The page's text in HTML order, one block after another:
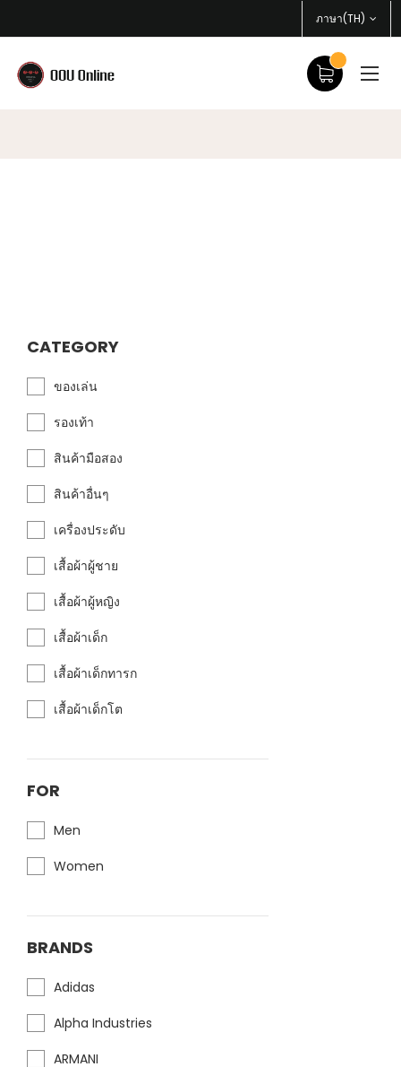
ภาษา(TH)
CATEGORY
ของเล่น
รองเท้า
สินค้ามือสอง
สินค้าอื่นๆ
เครื่องประดับ
เสื้อผ้าผู้ชาย
เสื้อผ้าผู้หญิง
เสื้อผ้าเด็ก
เสื้อผ้าเด็กทารก
เสื้อผ้าเด็กโต
FOR
Men
Women
BRANDS
Adidas
Alpha Industries
ARMANI